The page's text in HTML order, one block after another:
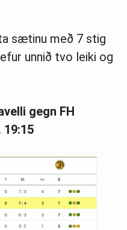
sætinu með 7 stig
unnið tvo leiki og
gegn FH
19:15